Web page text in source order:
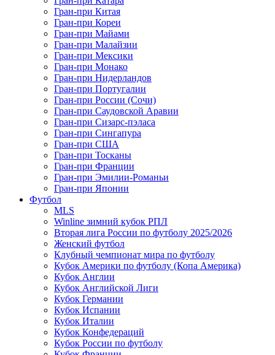
Гран-при Китая
Гран-при Кореи
Гран-при Майами
Гран-при Малайзии
Гран-при Мексики
Гран-при Монако
Гран-при Нидерландов
Гран-при Португалии
Гран-при России (Сочи)
Гран-при Саудовской Аравии
Гран-при Сизарс-пэласа
Гран-при Сингапура
Гран-при США
Гран-при Тосканы
Гран-при Франции
Гран-при Эмилии-Романьи
Гран-при Японии
Футбол
MLS
Winline зимний кубок РПЛ
Вторая лига России по футболу 2025/2026
Женский футбол
Клубный чемпионат мира по футболу
Кубок Америки по футболу (Копа Америка)
Кубок Англии
Кубок Английской Лиги
Кубок Германии
Кубок Испании
Кубок Италии
Кубок Конфедераций
Кубок России по футболу